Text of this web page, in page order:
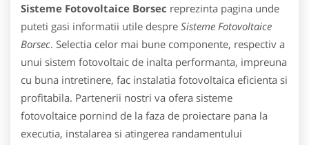
Sisteme Fotovoltaice Borsec reprezinta pagina unde
puteti gasi informatii utile despre Sisteme Fotovoltaice
Borsec. Selectia celor mai bune componente, respectiv a
unui sistem fotovoltaic de inalta performanta, impreuna
cu buna intretinere, fac instalatia fotovoltaica eficienta si
profitabila. Partenerii nostri va ofera sisteme
fotovoltaice pornind de la faza de proiectare pana la
executia, instalarea si atingerea randamentului